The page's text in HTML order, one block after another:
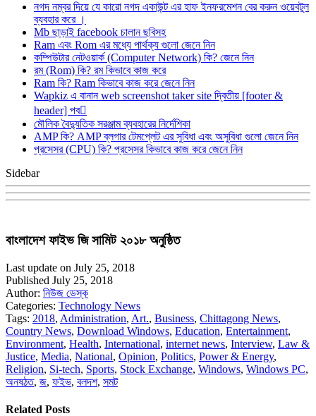
নগদ নম্বর দিয়ে যে কারো নগদ একাউন্ট এর হাফ ইনফরমেশন বের করুন ওয়েবটুল
ব্যবহার করে ।
Mb ছাড়াই facebook চালান ছবিসহ
Ram এবং Rom এর মধ্যে পার্থক্য গুলো জেনে নিন
কম্পিউটার নেটওয়ার্ক (Computer Network) কি? জেনে নিন
রম (Rom) কি? রম কিভাবে কাজ করে
Ram কি? Ram কিভাবে কাজ করে জেনে নিন
Wapkiz এ বানান web screenshot taker site দ্বিতীয় [footer &
header] পব
মৌলিক বৈদ্যুতিক সরঞ্জাম ব্যবহারের নির্দেশিকা
AMP কি? AMP ব্লগার টেমপ্লেট এর সুবিধা এবং অসুবিধা গুলো জেনে নিন
প্রসেসর (CPU) কি? প্রসেসর কিভাবে কাজ করে জেনে নিন
Sidebar
বাংলাদেশ ফাইভ জি সামিট ২০১৮ অনুষ্ঠিত
Last update on July 25, 2018
Published July 25, 2018
Author: নিউজ ডেস্ক
Categories: Technology News
Tags: 2018, Administration, Art., Business, Chittagong News,
Country News, Download Windows, Education, Entertainment,
Environment, Health, International, internet news, Interview, Law &
Justice, Media, National, Opinion, Politics, Power & Energy,
Religion, Si-tech, Sports, Stock Exchange, Windows, Windows PC,
অনষঠত, জ, ফইভ, বলদশ, সমট
Related Posts